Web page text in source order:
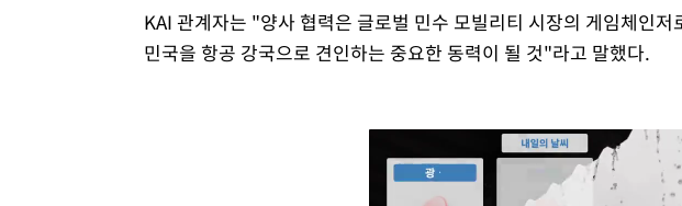
KAI 관계자는 "양사 협력은 글로벌 민수 모빌리티 시장의 게임체인
민국을 항공 강국으로 견인하는 중요한 동력이 될 것"라고 말했다.